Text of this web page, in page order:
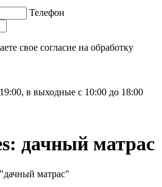
Телефон
свое согласие на обработку
в выходные с 10:00 до 18:00
дачный матрас
матрас"